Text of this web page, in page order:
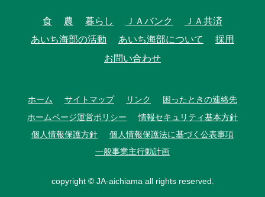
食 農 暮らし ＪＡバンク
ＪＡ共済
あいち海部の活動
あいち海部について
採用
お問い合わせ
ホーム サイトマップ リンク
困ったときの連絡先
ホームページ運営ポリシー
情報セキュリティ基本方針
個人情報保護方針
個人情報保護法に基づく公表事項
一般事業主行動計画
copyright © JA-aichiama all rights reserved.